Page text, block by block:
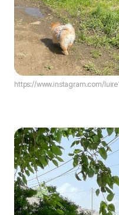
https://www.instagram.com/